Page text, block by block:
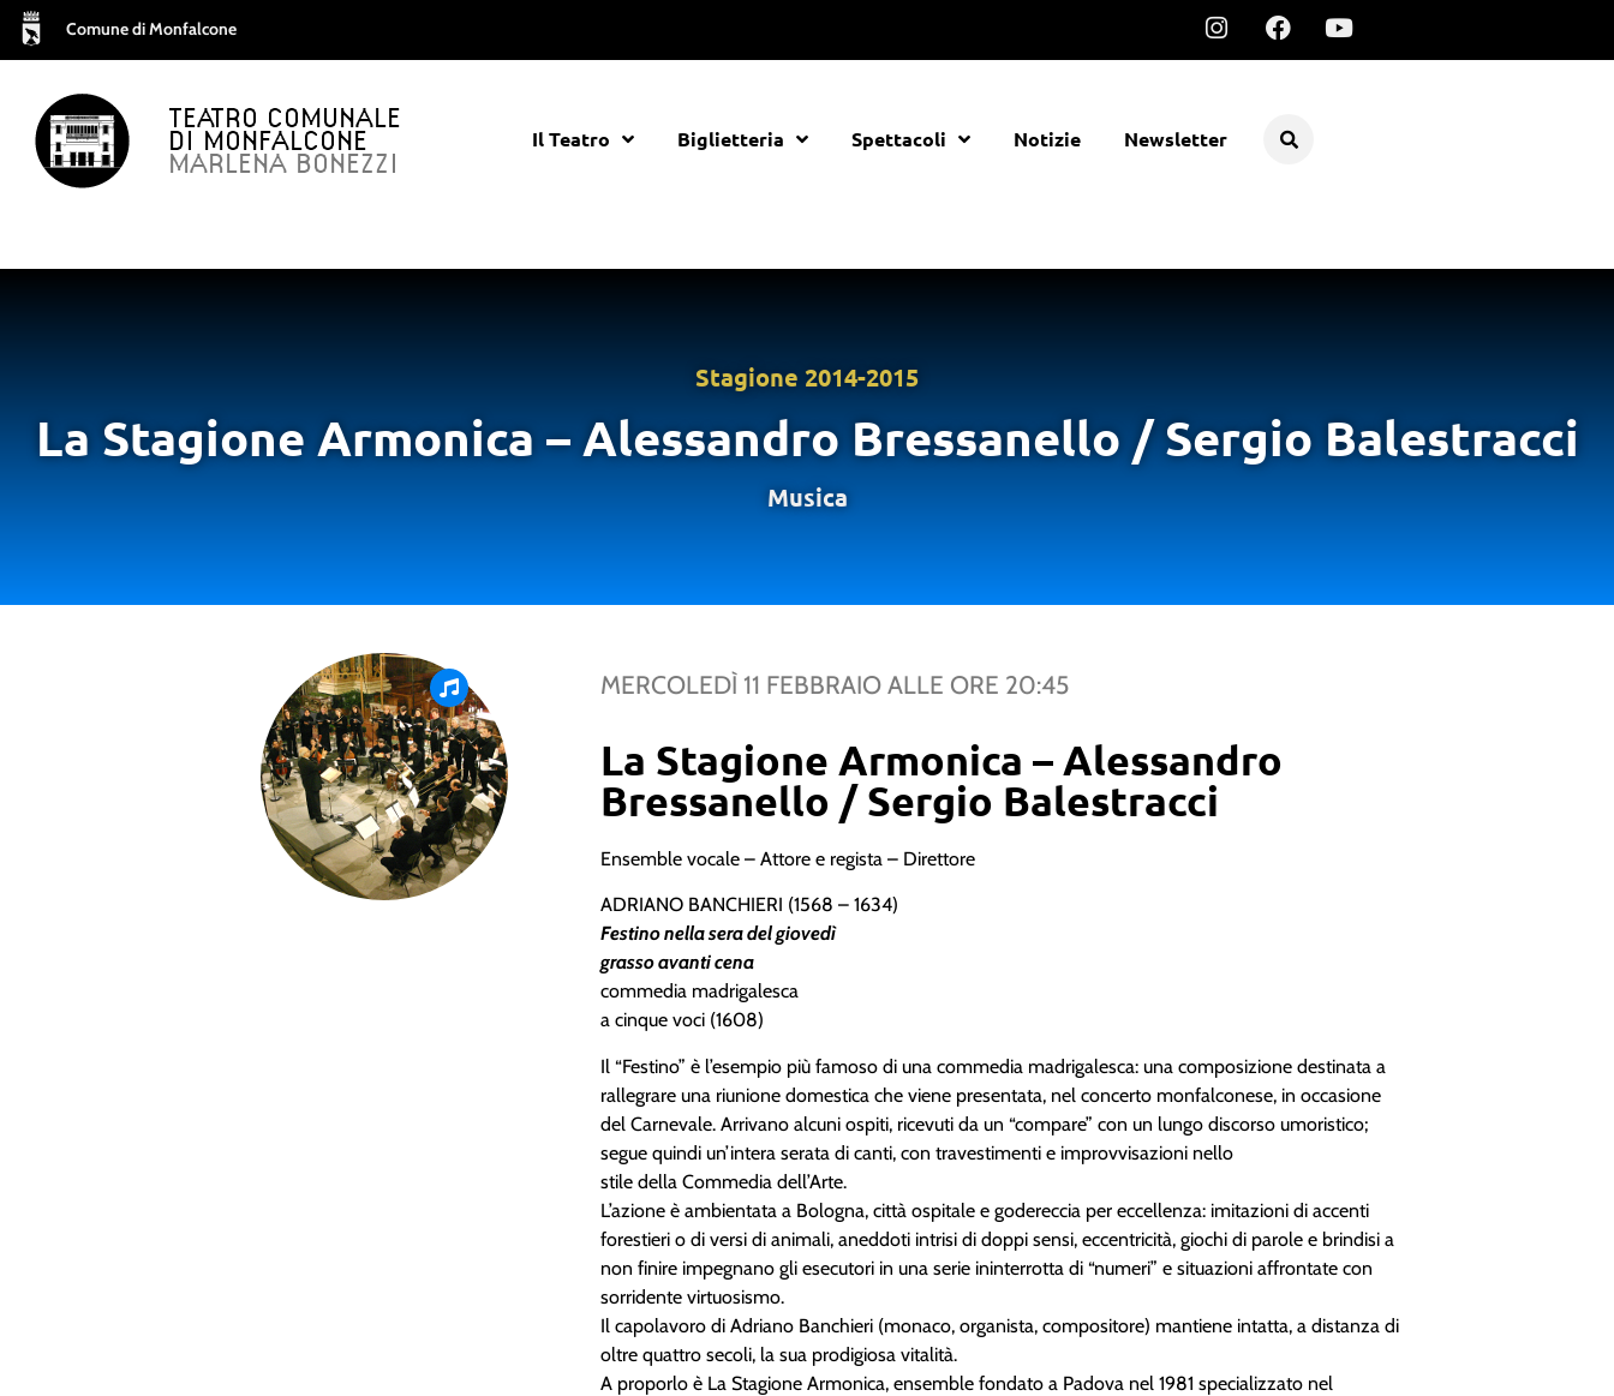
Comune di Monfalcone
TEATRO COMUNALE
DI MONFALCONE
MARLENA BONEZZI
Il Teatro Biglietteria Spettacoli Notizie Newsletter
Stagione 2014-2015
La Stagione Armonica – Alessandro Bressanello / Sergio Balestracci
Musica
MERCOLEDÌ 11 FEBBRAIO ALLE ORE 20:45
La Stagione Armonica – Alessandro
Bressanello / Sergio Balestracci
Ensemble vocale – Attore e regista – Direttore
ADRIANO BANCHIERI (1568 – 1634)
Festino nella sera del giovedì
grasso avanti cena
commedia madrigalesca
a cinque voci (1608)
Il “Festino” è l’esempio più famoso di una commedia madrigalesca: una composizione destinata a
rallegrare una riunione domestica che viene presentata, nel concerto monfalconese, in occasione
del Carnevale. Arrivano alcuni ospiti, ricevuti da un “compare” con un lungo discorso umoristico;
segue quindi un’intera serata di canti, con travestimenti e improvvisazioni nello
stile della Commedia dell’Arte.
L’azione è ambientata a Bologna, città ospitale e godereccia per eccellenza: imitazioni di accenti
forestieri o di versi di animali, aneddoti intrisi di doppi sensi, eccentricità, giochi di parole e brindisi a
non finire impegnano gli esecutori in una serie ininterrotta di “numeri” e situazioni affrontate con
sorridente virtuosismo.
Il capolavoro di Adriano Banchieri (monaco, organista, compositore) mantiene intatta, a distanza di
oltre quattro secoli, la sua prodigiosa vitalità.
A proporlo è La Stagione Armonica, ensemble fondato a Padova nel 1981 specializzato nel